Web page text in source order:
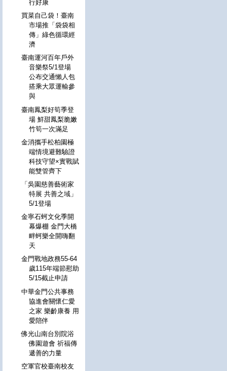
行好康
買菜自己袋！臺南
市場推「袋袋相
傳」綠色循環經
濟
臺南運河百年戶外
音樂祭5/1登場
公布交通懶人包
搭乘大眾運輸參
與
臺南鳳梨好筍季登
場 鮮甜鳳梨脆嫩
竹筍一次滿足
金消攜手松柏園極
端情境避難驗證
科技守望×實戰賦
能雙管齊下
「吳園慈善藝術家
特展 共善之域」
5/1登場
金寧石蚵文化季開
幕爆棚 金門大橋
畔蚵樂全開嗨翻
天
金門戰地政務55-64
歲115年端節慰助
5/15截止申請
中華金門公共事務
協進會關懷仁愛
之家 樂齡康養 用
愛陪伴
佛光山南台別院浴
佛園遊會 祈福傳
遞善的力量
空軍官校臺南校友